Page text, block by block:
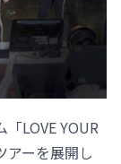
LOVE YOUR
アーを展開し